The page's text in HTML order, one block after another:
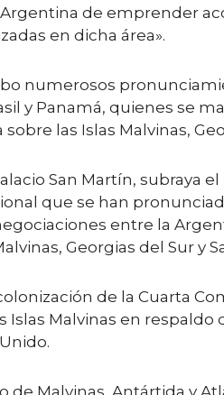
de emprender
en dicha área».
numerosos
y Panamá, quienes se
las Islas Malvinas,
San Martín, subraya
que se han
entre la
Georgias del Sur y
de la Cuarta
Islas Malvinas en
de Malvinas, Antártida y